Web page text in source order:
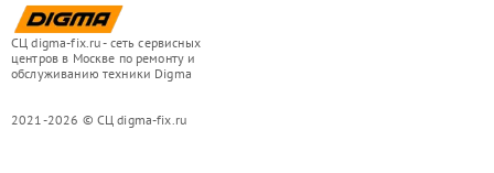
СЦ digma-fix.ru - сеть сервисных
центров в Москве по ремонту и
обслуживанию техники Digma
2021-2026 © СЦ digma-fix.ru